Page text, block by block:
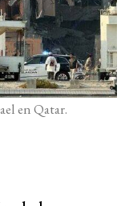
en Qatar.